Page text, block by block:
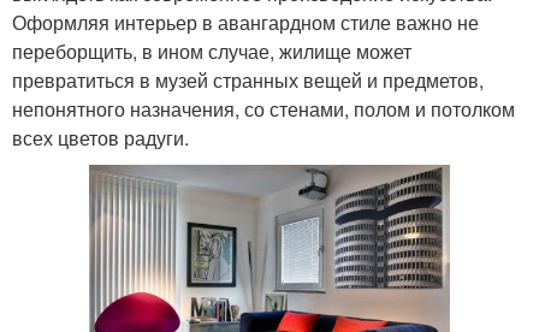
Оформляя интерьер в авангардном стиле важно не
переборщить, в ином случае, жилище может
превратиться в музей странных вещей и предметов,
непонятного назначения, со стенами, полом и потолком
всех цветов радуги.